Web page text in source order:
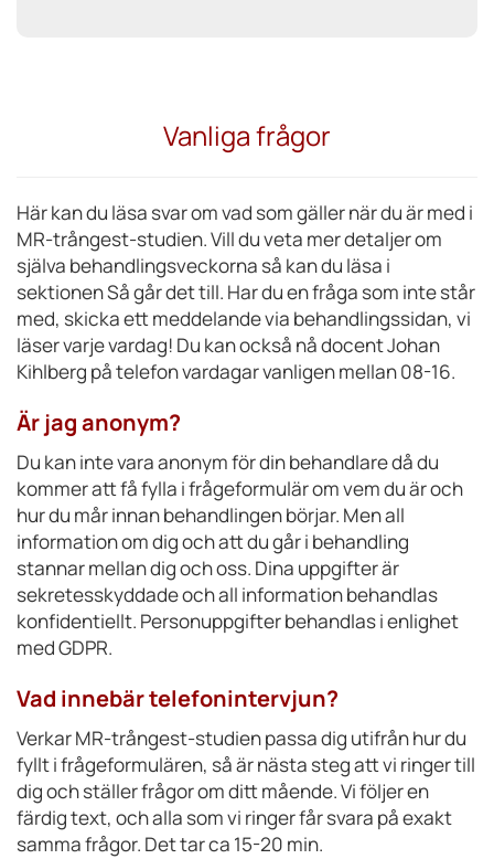
Vanliga frågor
Här kan du läsa svar om vad som gäller när du är med i
MR-trångest-studien. Vill du veta mer detaljer om
själva behandlingsveckorna så kan du läsa i
sektionen Så går det till. Har du en fråga som inte står
med, skicka ett meddelande via behandlingssidan, vi
läser varje vardag! Du kan också nå docent Johan
Kihlberg på telefon vardagar vanligen mellan 08-16.
Är jag anonym?
Du kan inte vara anonym för din behandlare då du
kommer att få fylla i frågeformulär om vem du är och
hur du mår innan behandlingen börjar. Men all
information om dig och att du går i behandling
stannar mellan dig och oss. Dina uppgifter är
sekretesskyddade och all information behandlas
konfidentiellt. Personuppgifter behandlas i enlighet
med GDPR.
Vad innebär telefonintervjun?
Verkar MR-trångest-studien passa dig utifrån hur du
fyllt i frågeformulären, så är nästa steg att vi ringer till
dig och ställer frågor om ditt mående. Vi följer en
färdig text, och alla som vi ringer får svara på exakt
samma frågor. Det tar ca 15-20 min.